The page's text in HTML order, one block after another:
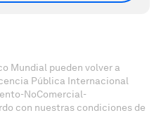
Mundial pueden volver a
Pública Internacional
NoComercial-
con nuestras condiciones de